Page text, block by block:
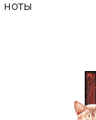
ноты